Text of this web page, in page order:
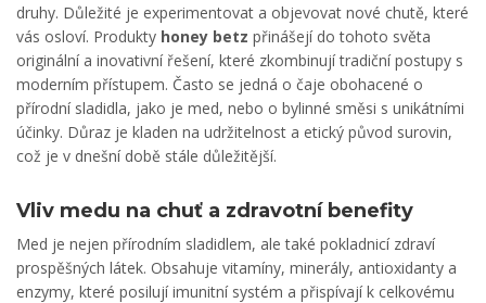
druhy. Důležité je experimentovat a objevovat nové chutě, které
vás osloví. Produkty honey betz přinášejí do tohoto světa
originální a inovativní řešení, které zkombinují tradiční postupy s
moderním přístupem. Často se jedná o čaje obohacené o
přírodní sladidla, jako je med, nebo o bylinné směsi s unikátními
účinky. Důraz je kladen na udržitelnost a etický původ surovin,
což je v dnešní době stále důležitější.
Vliv medu na chuť a zdravotní benefity
Med je nejen přírodním sladidlem, ale také pokladnicí zdraví
prospěšných látek. Obsahuje vitamíny, minerály, antioxidanty a
enzymy, které posilují imunitní systém a přispívají k celkovému